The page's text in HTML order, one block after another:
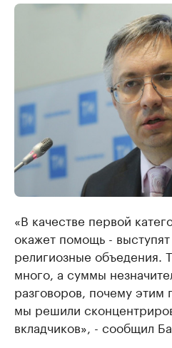
«В качестве первой
окажет помощь -
религиозные объедения.
много, а суммы
разговоров, почему этим
мы решили
вкладчиков», - сообщил